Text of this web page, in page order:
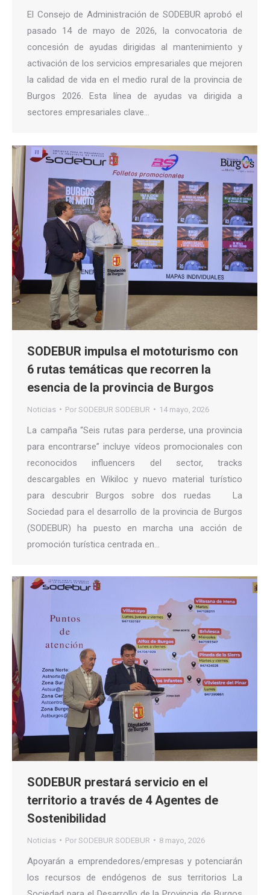
El Consejo de Administración de SODEBUR aprobó el
pasado 14 de mayo de 2026, la convocatoria de
concesión de ayudas dirigidas al mantenimiento y
activación de los servicios empresariales que mejoren
la calidad de vida en el medio rural de la provincia de
Burgos 2026. Esta línea de ayudas va dirigida a
sectores empresariales clave…
SODEBUR impulsa el mototurismo con
6 rutas temáticas que recorren la
esencia de la provincia de Burgos
Noticias Por SODEBUR SODEBUR 14 mayo, 2026
La campaña “Seis rutas para perderse, una provincia
para encontrarse” incluye vídeos promocionales con
reconocidos influencers del sector, tracks
descargables en Wikiloc y nuevo material turístico
para descubrir Burgos sobre dos ruedas La
Sociedad para el desarrollo de la provincia de Burgos
(SODEBUR) ha puesto en marcha una acción de
promoción turística centrada en…
SODEBUR prestará servicio en el
territorio a través de 4 Agentes de
Sostenibilidad
Noticias Por SODEBUR SODEBUR 8 mayo, 2026
Apoyarán a emprendedores/empresas y potenciarán
los recursos de endógenos de sus territorios La